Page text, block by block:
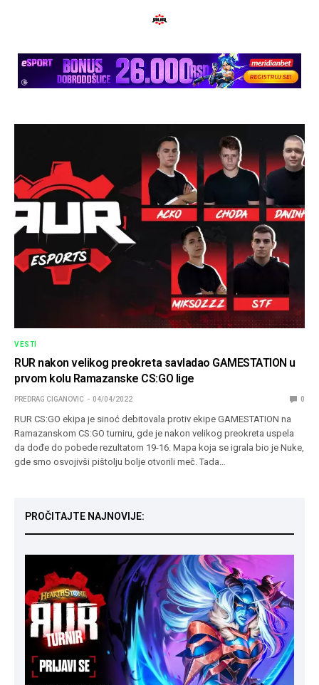
VESTI
RUR nakon velikog preokreta savladao GAMESTATION u
prvom kolu Ramazanske CS:GO lige
PREDRAG CIGANOVIC 04/04/2022 0
RUR CS:GO ekipa je sinoć debitovala protiv ekipe GAMESTATION na
Ramazanskom CS:GO turniru, gde je nakon velikog preokreta uspela
da dođe do pobede rezultatom 19-16. Mapa koja se igrala bio je Nuke,
gde smo osvojivši pištolju bolje otvorili meč. Tada…
PROČITAJTE NAJNOVIJE: